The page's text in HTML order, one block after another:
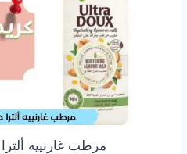
مرطب غارنييه